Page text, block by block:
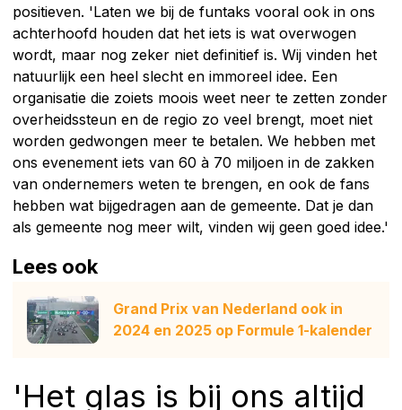
positieven. 'Laten we bij de funtaks vooral ook in ons
achterhoofd houden dat het iets is wat overwogen
wordt, maar nog zeker niet definitief is. Wij vinden het
natuurlijk een heel slecht en immoreel idee. Een
organisatie die zoiets moois weet neer te zetten zonder
overheidssteun en de regio zo veel brengt, moet niet
worden gedwongen meer te betalen. We hebben met
ons evenement iets van 60 à 70 miljoen in de zakken
van ondernemers weten te brengen, en ook de fans
hebben wat bijgedragen aan de gemeente. Dat je dan
als gemeente nog meer wilt, vinden wij geen goed idee.'
Lees ook
Grand Prix van Nederland ook in
2024 en 2025 op Formule 1-kalender
'Het glas is bij ons altijd